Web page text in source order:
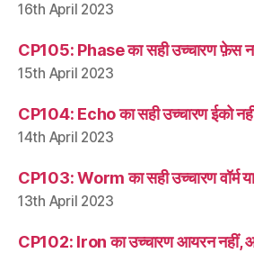
16th April 2023
CP105: Phase का सही उच्चारण फ़ेस
15th April 2023
CP104: Echo का सही उच्चारण ईको
14th April 2023
CP103: Worm का सही उच्चारण वॉर्म या
13th April 2023
CP102: Iron का उच्चारण आयरन नहीं,